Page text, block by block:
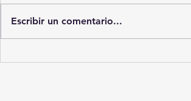
Torreón a 10 años
Escribir un comentario...